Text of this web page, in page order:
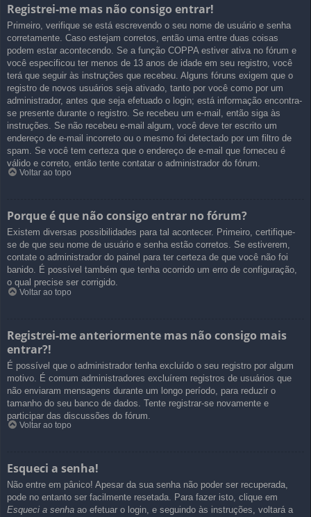
Registrei-me mas não consigo entrar!
Primeiro, verifique se está escrevendo o seu nome de usuário e senha
corretamente. Caso estejam corretos, então uma entre duas coisas
podem estar acontecendo. Se a função COPPA estiver ativa no fórum e
você especificou ter menos de 13 anos de idade em seu registro, você
terá que seguir às instruções que recebeu. Alguns fóruns exigem que o
registro de novos usuários seja ativado, tanto por você como por um
administrador, antes que seja efetuado o login; está informação encontra-
se presente durante o registro. Se recebeu um e-mail, então siga às
instruções. Se não recebeu e-mail algum, você deve ter escrito um
endereço de e-mail incorreto ou o mesmo foi detectado por um filtro de
spam. Se você tem certeza que o endereço de e-mail que forneceu é
válido e correto, então tente contatar o administrador do fórum.
Voltar ao topo
Porque é que não consigo entrar no fórum?
Existem diversas possibilidades para tal acontecer. Primeiro, certifique-
se de que seu nome de usuário e senha estão corretos. Se estiverem,
contate o administrador do painel para ter certeza de que você não foi
banido. É possível também que tenha ocorrido um erro de configuração,
o qual precise ser corrigido.
Voltar ao topo
Registrei-me anteriormente mas não consigo mais
entrar?!
É possível que o administrador tenha excluído o seu registro por algum
motivo. É comum administradores excluírem registros de usuários que
não enviaram mensagens durante um longo período, para reduzir o
tamanho do seu banco de dados. Tente registrar-se novamente e
participar das discussões do fórum.
Voltar ao topo
Esqueci a senha!
Não entre em pânico! Apesar da sua senha não poder ser recuperada,
pode no entanto ser facilmente resetada. Para fazer isto, clique em
Esqueci a senha ao efetuar o login, e seguindo às instruções, voltará a